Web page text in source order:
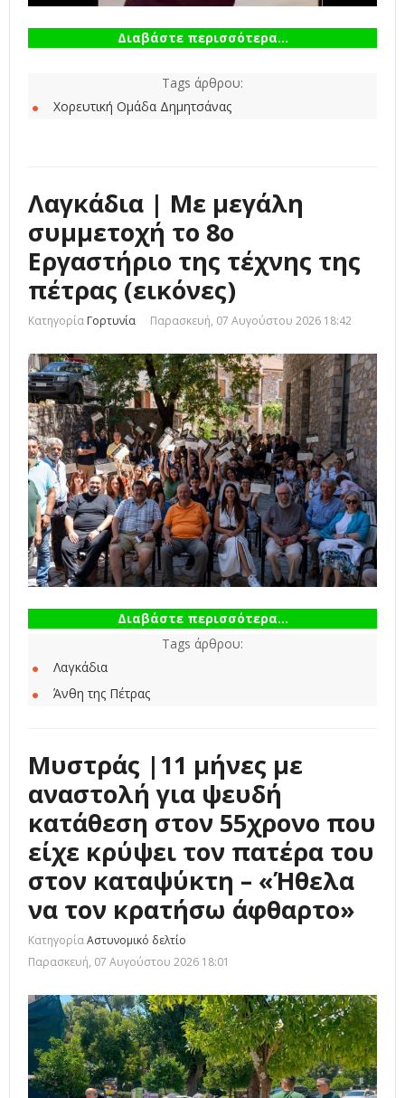
Διαβάστε περισσότερα...
Tags άρθρου:
Χορευτική Ομάδα Δημητσάνας
Λαγκάδια | Με μεγάλη
συμμετοχή το 8ο
Εργαστήριο της τέχνης της
πέτρας (εικόνες)
Κατηγορία Γορτυνία Παρασκευή, 07 Αυγούστου 2026 18:42
Διαβάστε περισσότερα...
Tags άρθρου:
Λαγκάδια
Άνθη της Πέτρας
Μυστράς |11 μήνες με
αναστολή για ψευδή
κατάθεση στον 55χρονο που
είχε κρύψει τον πατέρα του
στον καταψύκτη – «Ήθελα
να τον κρατήσω άφθαρτο»
ΚατηγορίαΑστυνομικό δελτίο
Παρασκευή, 07 Αυγούστου 2026 18:01